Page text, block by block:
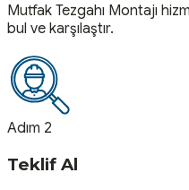
Mutfak Tezgahı Montajı
bul ve karşılaştır.
Adım 2
Teklif Al